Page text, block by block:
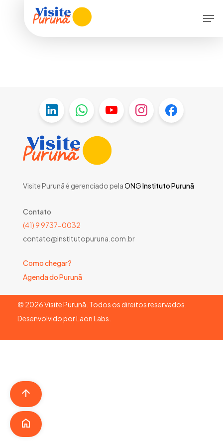
Visite Purunã é gerenciado pelaONGInstituto Purunã
Contato
(41) 9 9737-0032
contato@institutopuruna.com.br
Como chegar?
Agenda do Purunã
© 2026Visite Purunã. Todos os direitos reservados.
Desenvolvido porLaon Labs